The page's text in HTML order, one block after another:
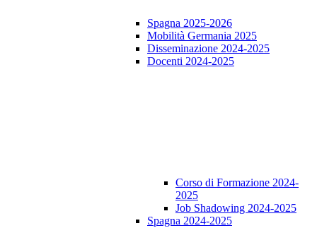
Spagna 2025-2026
Mobilità Germania 2025
Disseminazione 2024-2025
Docenti 2024-2025
Corso di Formazione 2024-
2025
Job Shadowing 2024-2025
Spagna 2024-2025